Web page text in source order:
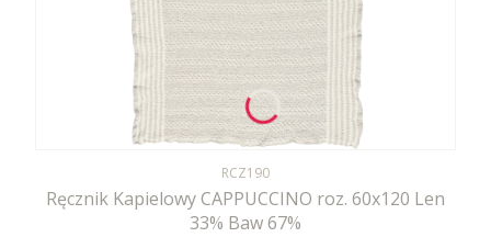
Kod produktu
RCZ190
Ręcznik Kapielowy CAPPUCCINO roz. 60x120 Len
33% Baw 67%